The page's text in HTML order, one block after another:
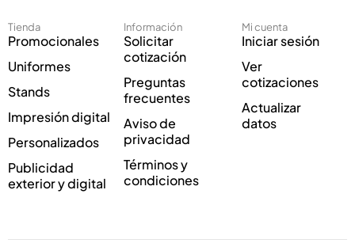
n
i
c
o
*
Tienda
Promocionales
Uniformes
Stands
Impresión digital
Personalizados
Publicidad
exterior y digital
Información
Solicitar
cotización
Preguntas
frecuentes
Aviso de
privacidad
Términos y
condiciones
Mi cuenta
Iniciar sesión
Ver
cotizaciones
Actualizar
datos